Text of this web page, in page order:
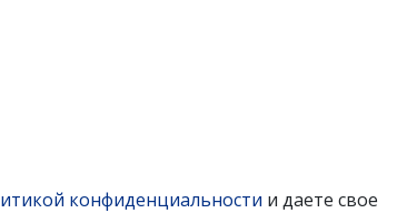
конфиденциальности и даете свое